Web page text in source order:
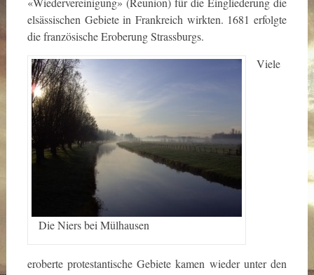
elsässischen Gebiete in Frankreich wirkten. 1681 erfolgte
die französische Eroberung Strassburgs.
Die Niers bei Mülhausen
Viele
eroberte protestantische Gebiete kamen wieder unter den